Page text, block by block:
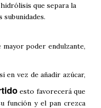
que separa la
subunidades.
poder endulzante,
en vez de añadir azúcar,
esto favorecerá que
función y el pan crezca